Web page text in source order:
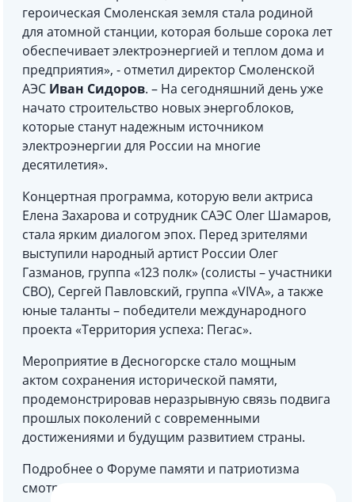
героическая Смоленская земля стала родиной
для атомной станции, которая больше сорока лет
обеспечивает электроэнергией и теплом дома и
предприятия», - отметил директор Смоленской
АЭС Иван Сидоров. – На сегодняшний день уже
начато строительство новых энергоблоков,
которые станут надежным источником
электроэнергии для России на многие
десятилетия».
Концертная программа, которую вели актриса
Елена Захарова и сотрудник САЭС Олег Шамаров,
стала ярким диалогом эпох. Перед зрителями
выступили народный артист России Олег
Газманов, группа «123 полк» (солисты – участники
СВО), Сергей Павловский, группа «VIVA», а также
юные таланты – победители международного
проекта «Территория успеха: Пегас».
Мероприятие в Десногорске стало мощным
актом сохранения исторической памяти,
продемонстрировав неразрывную связь подвига
прошлых поколений с современными
достижениями и будущим развитием страны.
Подробнее о Форуме памяти и патриотизма
смотрите в